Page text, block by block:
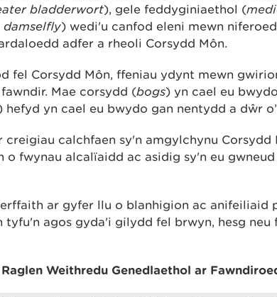
bladderwort), gele feddyginiaethol (
damselfly) wedi'u canfod eleni mewn
adfer a rheoli Corsydd Môn.
fel Corsydd Môn, ffeniau ydynt mewn
Mae corsydd (bogs) yn cael eu
hefyd yn cael eu bwydo gan nentydd a dŵr
creigiau calchfaen sy'n amgylchynu Corsydd
o fwynau alcalïaidd ac asidig sy'n eu
ar gyfer llu o blanhigion ac anifeiliaid
tyfu'n agos gyda'i gilydd fel brwyn, hesg neu
Weithredu Genedlaethol ar